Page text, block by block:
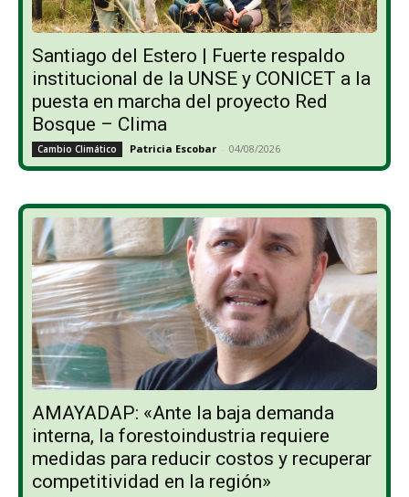
Santiago del Estero | Fuerte respaldo
institucional de la UNSE y CONICET a la
puesta en marcha del proyecto Red
Bosque – Clima
Cambio Climático Patricia Escobar - 04/08/2026
AMAYADAP: «Ante la baja demanda
interna, la forestoindustria requiere
medidas para reducir costos y recuperar
competitividad en la región»